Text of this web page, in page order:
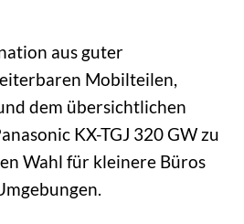
aus guter
Mobilteilen,
dem übersichtlichen
KX-TGJ 320 GW zu
Wahl für kleinere Büros